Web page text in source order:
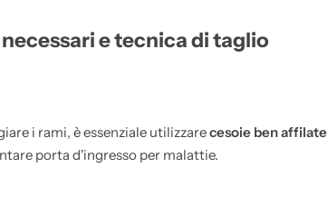
e tecnica di taglio
i rami, è essenziale utilizzarecesoie ben affilate
porta d'ingresso per malattie.